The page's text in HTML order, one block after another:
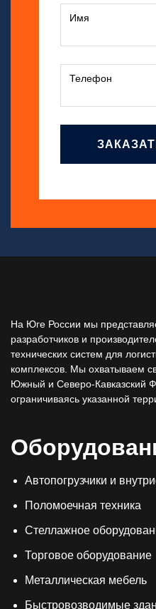
На Юге России мы
разработчиков и
технических систем для
комплексов. Мы охватываем
Южный и Северо-Кавказский
ограничиваясь указанной
Автопогрузчики и
Поломоечная техника
Стеллажное
Торговое оборудование
Металлическая мебель
Быстровозводимые